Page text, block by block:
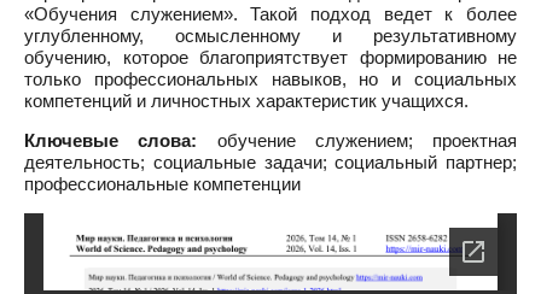
«Обучения служением». Такой подход ведет к более
углубленному, осмысленному и результативному
обучению, которое благоприятствует формированию не
только профессиональных навыков, но и социальных
компетенций и личностных характеристик учащихся.
Ключевые слова: обучение служением; проектная
деятельность; социальные задачи; социальный партнер;
профессиональные компетенции